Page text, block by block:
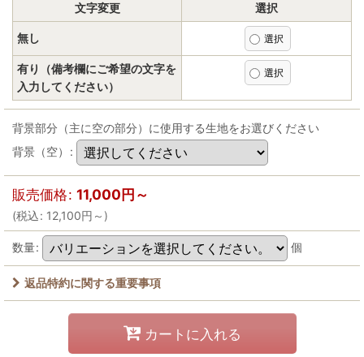
文字変更 選択
無し
有り（備考欄にご希望の文字を
入力してください）
背景部分（主に空の部分）に使用する生地をお選びください
背景（空）
:
販売価格: 11,000円～
(税込: 12,100円 ～ )
数量: 個
返品特約に関する重要事項
カートに入れる